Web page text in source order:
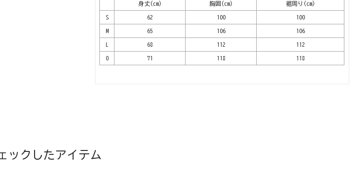
身丈(cm) 胸囲(cm) 裾周り(cm)
S 62 100 100
M 65 106 106
L 68 112 112
O 71 118 118
ックしたアイテム